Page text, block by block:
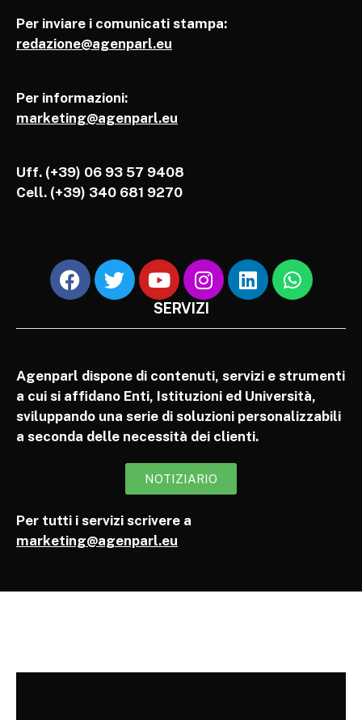
Per inviare i comunicati stampa:
redazione@agenparl.eu
Per informazioni:
marketing@agenparl.eu
Uff. (+39) 06 93 57 9408
Cell. (+39) 340 681 9270
SERVIZI
Agenparl dispone di contenuti, servizi e strumenti
a cui si affidano Enti, Istituzioni ed Università,
sviluppando una serie di soluzioni personalizzabili
a seconda delle necessità dei clienti.
NOTIZIARIO
Per tutti i servizi scrivere a
marketing@agenparl.eu